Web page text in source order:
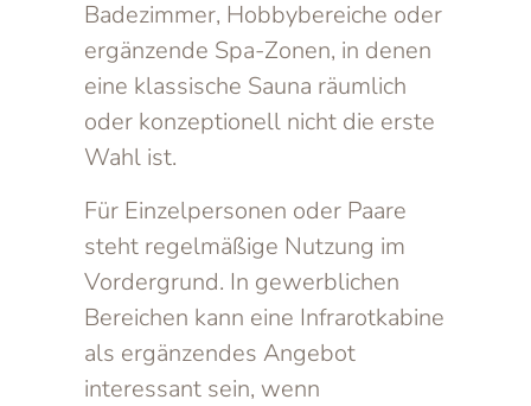
Badezimmer, Hobbybereiche oder
ergänzende Spa-Zonen, in denen
eine klassische Sauna räumlich
oder konzeptionell nicht die erste
Wahl ist.
Für Einzelpersonen oder Paare
steht regelmäßige Nutzung im
Vordergrund. In gewerblichen
Bereichen kann eine Infrarotkabine
als ergänzendes Angebot
interessant sein, wenn